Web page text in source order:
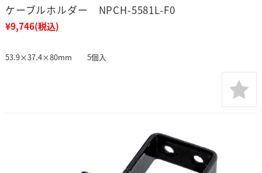
ケーブルホルダー NPCH-5581L-F0
¥9,746(税込)
53.9×37.4×80mm 5個入